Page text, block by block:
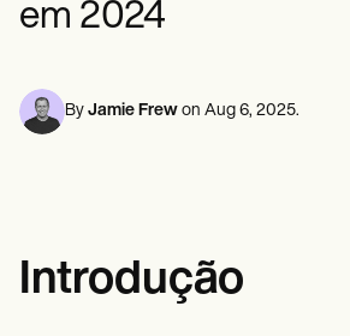
Profissionais de saúde mental
Assistentes sociais
Psicólogos
Enfermeiras
Comparação
Guias de aplicativos
Insurance claims
Speech therapists
Life coaches
em 2024
By Jamie Frew on Aug 6, 2025.
Introdução